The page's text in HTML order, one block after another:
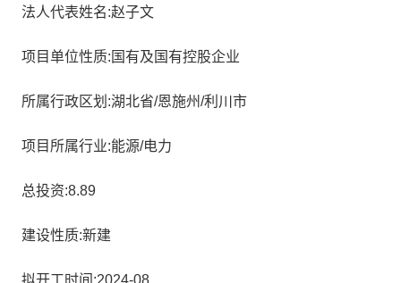
法人代表姓名:赵子文
项目单位性质:国有及国有控股企业
所属行政区划:湖北省/恩施州/利川市
项目所属行业:能源/电力
总投资:8.89
建设性质:新建
拟开工时间:2024-08